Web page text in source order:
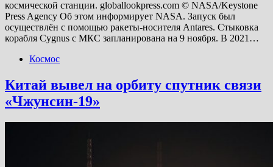
космической станции. globallookpress.com © NASA/Keystone
Press Agency Об этом информирует NASA. Запуск был
осуществлён с помощью ракеты-носителя Antares. Стыковка
корабля Cygnus с МКС запланирована на 9 ноября. В 2021…
Космос
Китай вывел на орбиту спутник связи
«Чжунсин-19»